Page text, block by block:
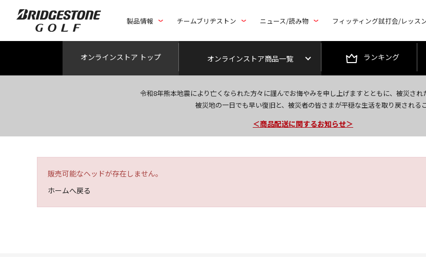
製品情報 チームブリヂストン ニュース/読み物 フィッティング試打会/レッス
オンラインストア トップ オンラインストア商品一覧 ランキング
令和8年熊本地震により亡くなられた方々に謹んでお悔やみを申し上げますとともに、被災され
被災地の一日でも早い復旧と、被災者の皆さまが平穏な生活を取り戻される
＜夏季休暇中のご注文・発送・お問い合わせ＞
今なら新規会員登録で1,000円OFFクーポンプレゼン
＜商品配送に関するお知らせ＞
販売可能なヘッドが存在しません。
ホームへ戻る